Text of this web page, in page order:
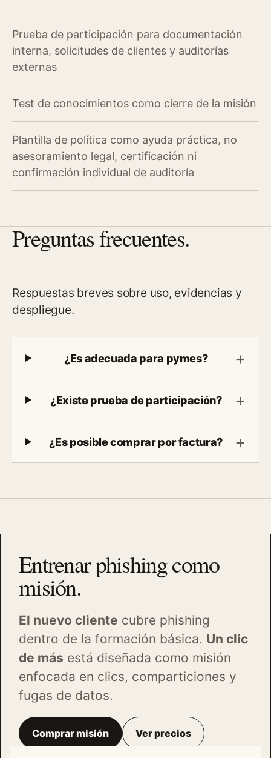
Prueba de participación para documentación
interna, solicitudes de clientes y auditorías
externas
Test de conocimientos como cierre de la misión
Plantilla de política como ayuda práctica, no
asesoramiento legal, certificación ni
confirmación individual de auditoría
Preguntas frecuentes.
Respuestas breves sobre uso, evidencias y
despliegue.
¿Es adecuada para pymes?
¿Existe prueba de participación?
¿Es posible comprar por factura?
Entrenar phishing como
misión.
El nuevo cliente cubre phishing
dentro de la formación básica. Un clic
de más está diseñada como misión
enfocada en clics, comparticiones y
fugas de datos.
Comprar misión Ver precios